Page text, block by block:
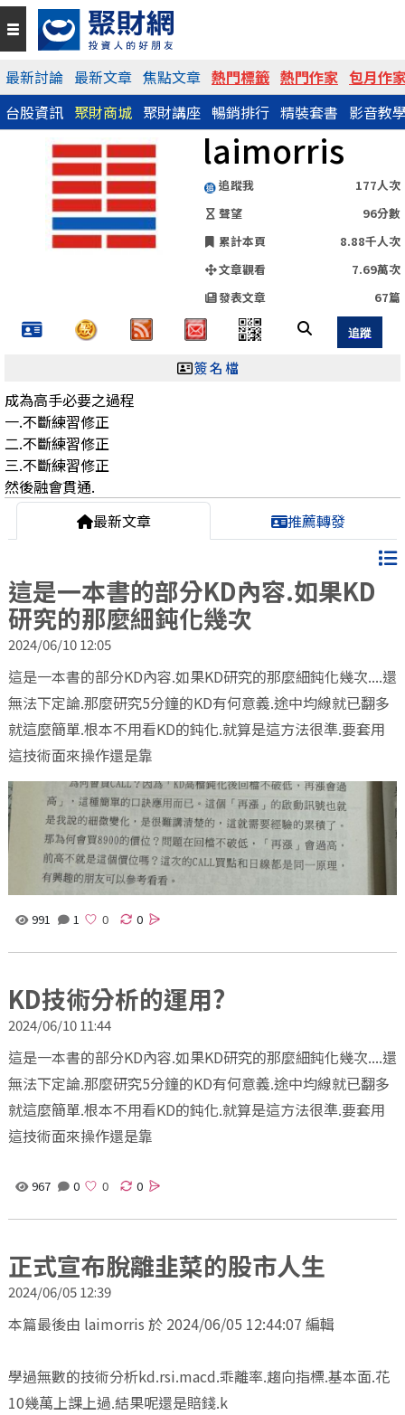
最新討論 最新文章 焦點文章 熱門標籤 熱門作家 包月作
台股資訊 聚財商城 聚財講座 暢銷排行 精裝套書 影音教
laimorris
追蹤我
177人次
聲望
96分數
累計本頁
8.88千人次
文章觀看
7.69萬次
發表文章
67篇
QR Code
https://www.wearn.com/blog.asp?id=61736
分享網址
簽名檔
成為高手必要之過程
一.不斷練習修正
二.不斷練習修正
三.不斷練習修正
然後融會貫通.
最新文章
推薦轉發
這是一本書的部分KD內容.如果KD
研究的那麼細鈍化幾次
2024/06/10 12:05
這是一本書的部分KD內容.如果KD研究的那麼細鈍化幾次....還
無法下定論.那麼研究5分鐘的KD有何意義.途中均線就已翻多
就這麼簡單.根本不用看KD的鈍化.就算是這方法很準.要套用
這技術面來操作還是靠
991 1 0
KD技術分析的運用?
2024/06/10 11:44
這是一本書的部分KD內容.如果KD研究的那麼細鈍化幾次....還
無法下定論.那麼研究5分鐘的KD有何意義.途中均線就已翻多
就這麼簡單.根本不用看KD的鈍化.就算是這方法很準.要套用
這技術面來操作還是靠
967 0 0
正式宣布脫離韭菜的股市人生
2024/06/05 12:39
本篇最後由 laimorris 於 2024/06/05 12:44:07 編輯
學過無數的技術分析kd.rsi.macd.乖離率.趨向指標.基本面.花
10幾萬上課上過.結果呢還是賠錢.k